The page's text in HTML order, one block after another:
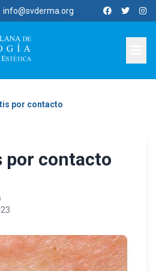
info@svderma.org
por contacto
por contacto